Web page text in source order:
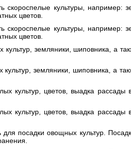
скороспелые культуры, например:
цветов.
скороспелые культуры, например:
цветов.
культур, земляники, шиповника, а
культур, земляники, шиповника, а
культур, цветов, выадка рассады
культур, цветов, выадка рассады
посадки овощных культур.